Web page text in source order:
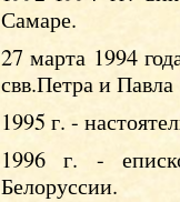
Самаре.
27 марта 1994
свв.Петра и
1995 г. -
1996 г. -
Белоруссии.